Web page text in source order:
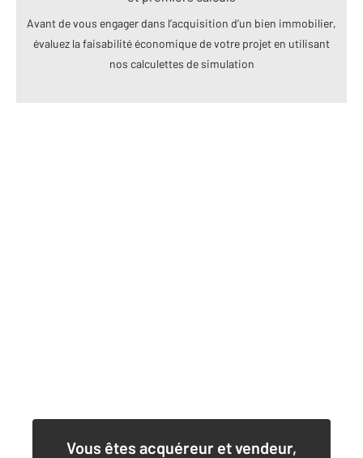
Avant de vous engager dans l’acquisition d’un bien immobilier,
évaluez la faisabilité économique de votre projet en utilisant
nos calculettes de simulation
Vous êtes acquéreur et vendeur,